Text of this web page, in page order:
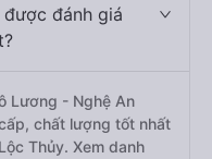
đánh giá
Lương - Nghệ An
chất lượng tốt nhất
Thủy. Xem danh